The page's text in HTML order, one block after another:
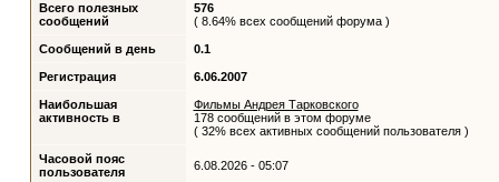
Всего полезных
сообщений
576
( 8.64% всех сообщений форума )
Сообщений в день 0.1
Регистрация 6.06.2007
Наибольшая
активность в
Фильмы Андрея Тарковского
178 сообщений в этом форуме
( 32% всех активных сообщений пользователя )
Часовой пояс
пользователя
6.08.2026 - 05:07